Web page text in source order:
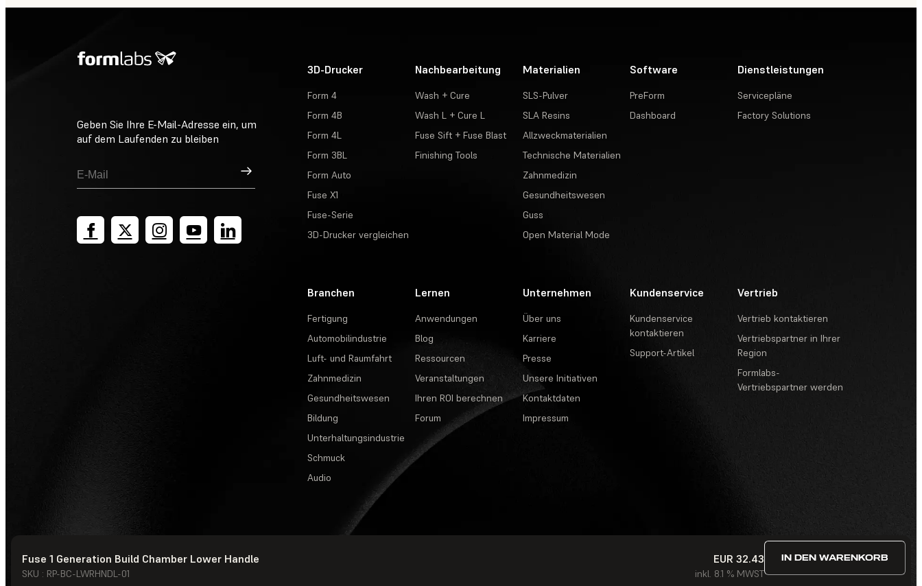
Fuse 1 Generation Build Chamber Lower Handle
SKU : RP-BC-LWRHNDL-01
EUR 32.43
inkl. 8.1 % MWST
IN DEN WARENKORB
Geben Sie Ihre E-Mail-Adresse ein, um
auf dem Laufenden zu bleiben
Registrieren
3D-Drucker
Form 4
Form 4B
Form 4L
Form 3BL
Form Auto
Fuse X1
Fuse-Serie
3D-Drucker vergleichen
Nachbearbeitung
Wash + Cure
Wash L + Cure L
Fuse Sift + Fuse Blast
Finishing Tools
Materialien
SLS-Pulver
SLA Resins
Allzweckmaterialien
Technische Materialien
Zahnmedizin
Gesundheitswesen
Guss
Open Material Mode
Software
PreForm
Dashboard
Dienstleistungen
Servicepläne
Factory Solutions
Branchen
Fertigung
Automobilindustrie
Luft- und Raumfahrt
Zahnmedizin
Gesundheitswesen
Bildung
Unterhaltungsindustrie
Schmuck
Audio
Lernen
Anwendungen
Blog
Ressourcen
Veranstaltungen
Ihren ROI berechnen
Forum
Unternehmen
Über uns
Karriere
Presse
Unsere Initiativen
Kontaktdaten
Impressum
Kundenservice
Kundenservice
kontaktieren
Support-Artikel
Vertrieb
Vertrieb kontaktieren
Vertriebspartner in Ihrer
Region
Formlabs-
Vertriebspartner werden
© Formlabs2026 Wettbewerbe und Gewinnspiele